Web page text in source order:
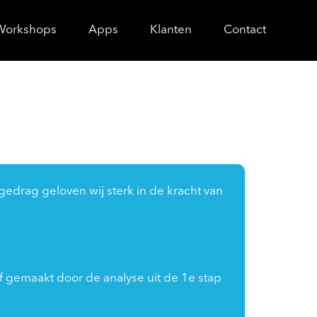
Apps Klanten Contact
geloven wij sterk in de kracht van
door de analyse uit de 1e stap